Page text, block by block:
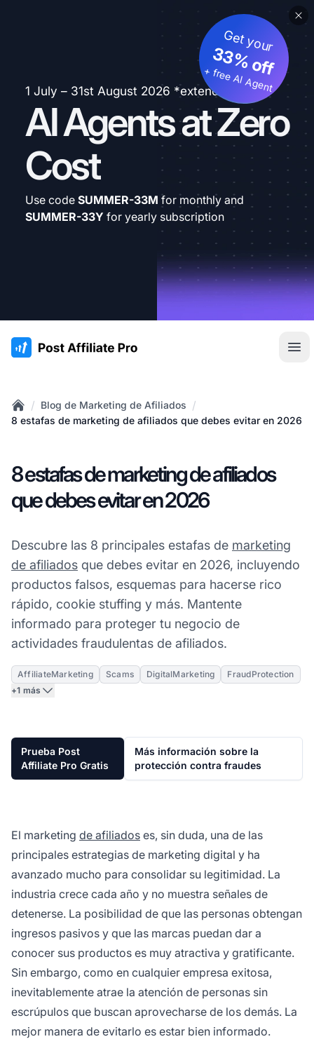
1 July – 31st August 2026 *extended
AI Agents at Zero
Cost
Get your
33% off
+ free AI Agent
Use code SUMMER-33M for monthly and
SUMMER-33Y for yearly subscription
:site.title
Home
/ Blog de Marketing de Afiliados /
8 estafas de marketing de afiliados que debes evitar en 2026
8 estafas de marketing de afiliados
que debes evitar en 2026
Descubre las 8 principales estafas de marketing
de afiliados que debes evitar en 2026, incluyendo
productos falsos, esquemas para hacerse rico
rápido, cookie stuffing y más. Mantente
informado para proteger tu negocio de
actividades fraudulentas de afiliados.
AffiliateMarketing Scams DigitalMarketing
FraudProtection
+1 más
Prueba Post
Affiliate Pro Gratis
Más información sobre la
protección contra fraudes
El marketing de afiliados es, sin duda, una de las
principales estrategias de marketing digital y ha
avanzado mucho para consolidar su legitimidad. La
industria crece cada año y no muestra señales de
detenerse. La posibilidad de que las personas obtengan
ingresos pasivos y que las marcas puedan dar a
conocer sus productos es muy atractiva y gratificante.
Sin embargo, como en cualquier empresa exitosa,
inevitablemente atrae la atención de personas sin
escrúpulos que buscan aprovecharse de los demás. La
mejor manera de evitarlo es estar bien informado.